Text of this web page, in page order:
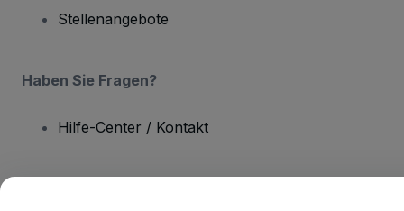
Stellenangebote
Haben Sie Fragen?
Hilfe-Center / Kontakt